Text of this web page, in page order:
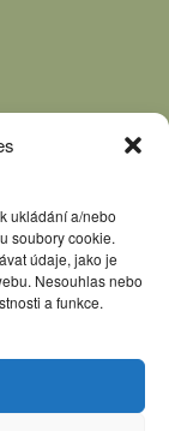
ukládání a/nebo
soubory cookie.
údaje, jako je
Nesouhlas nebo
a funkce.